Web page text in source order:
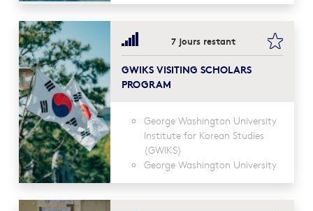
7 jours restant
GWIKS VISITING SCHOLARS
PROGRAM
George Washington University
Institute for Korean Studies
(GWIKS)
George Washington University